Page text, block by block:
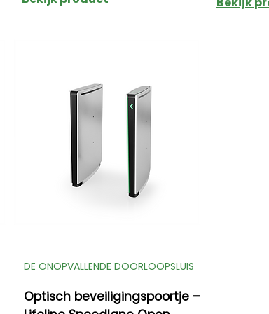
DE ONOPVALLENDE DOORLOOPSLUIS
Optisch beveiligingspoortje –